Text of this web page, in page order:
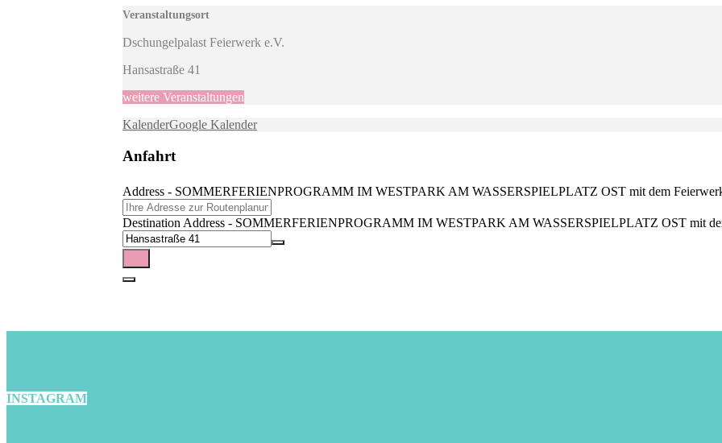
Veranstaltungsort
Dschungelpalast Feierwerk e.V.
Hansastraße 41
weitere Veranstaltungen
KalenderGoogle Kalender
Anfahrt
Address - SOMMERFERIENPROGRAMM IM WESTPARK AM WASSERSPIELPLATZ OST mit dem
Destination Address - SOMMERFERIENPROGRAMM IM WESTPARK AM WASSERSPIELPLATZ OST mit
INSTAGRAM